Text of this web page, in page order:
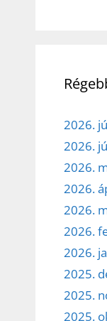
2026.
2026.
2026.
2026.
2026.
2026.
2026.
2025.
2025.
2025.